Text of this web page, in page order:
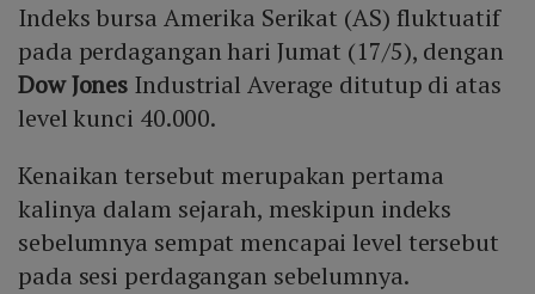
Indeks bursa Amerika Serikat (AS) fluktuatif
pada perdagangan hari Jumat (17/5), dengan
Dow Jones Industrial Average ditutup di atas
level kunci 40.000.
Kenaikan tersebut merupakan pertama
kalinya dalam sejarah, meskipun indeks
sebelumnya sempat mencapai level tersebut
pada sesi perdagangan sebelumnya.